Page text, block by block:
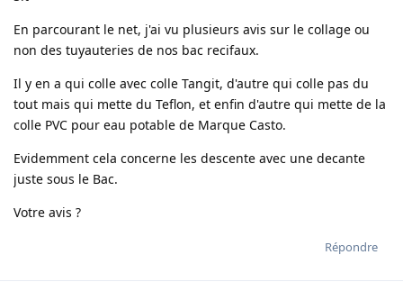
En parcourant le net, j'ai vu plusieurs avis sur le collage ou
non des tuyauteries de nos bac recifaux.
Il y en a qui colle avec colle Tangit, d'autre qui colle pas du
tout mais qui mette du Teflon, et enfin d'autre qui mette de la
colle PVC pour eau potable de Marque Casto.
Evidemment cela concerne les descente avec une decante
juste sous le Bac.
Votre avis ?
Répondre